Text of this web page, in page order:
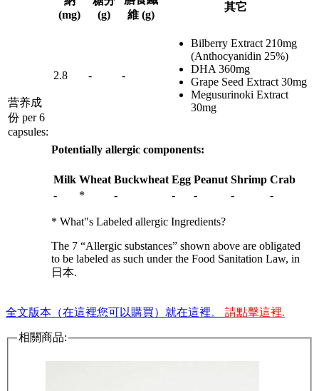
营养成
份 per 6
capsules:
(mg)
(g)
維 (g)
其它
2.8 - -
Bilberry Extract 210mg
(Anthocyanidin 25%)
DHA 360mg
Grape Seed Extract 30mg
Megusurinoki Extract
30mg
Potentially allergic components:
Milk Wheat Buckwheat Egg Peanut Shrimp Crab
-
* - - - - -
* What"s Labeled allergic Ingredients?
The 7 “Allergic substances” shown above are obligated
to be labeled as such under the Food Sanitation Law, in
日本.
全文版本（在這裡您可以購買）就在這裡。 請點擊這裡.
相關商品: